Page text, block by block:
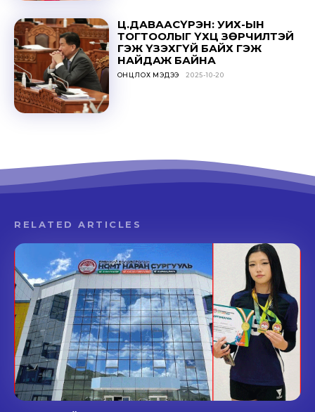
Ц.ДАВААСҮРЭН: УИХ-ЫН
ТОГТООЛЫГ ҮХЦ ЗӨРЧИЛТЭЙ
ГЭЖ ҮЗЭХГҮЙ БАЙХ ГЭЖ
НАЙДАЖ БАЙНА
ОНЦЛОХ МЭДЭЭ 2025-10-20
RELATED ARTICLES